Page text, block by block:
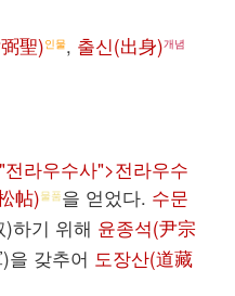
聖)인물, 출신(出身)개념
라우수사">전라우수
帖)물품을 얻었다. 수문
하기 위해 윤종석(尹宗
을 갖추어 도장산(道藏